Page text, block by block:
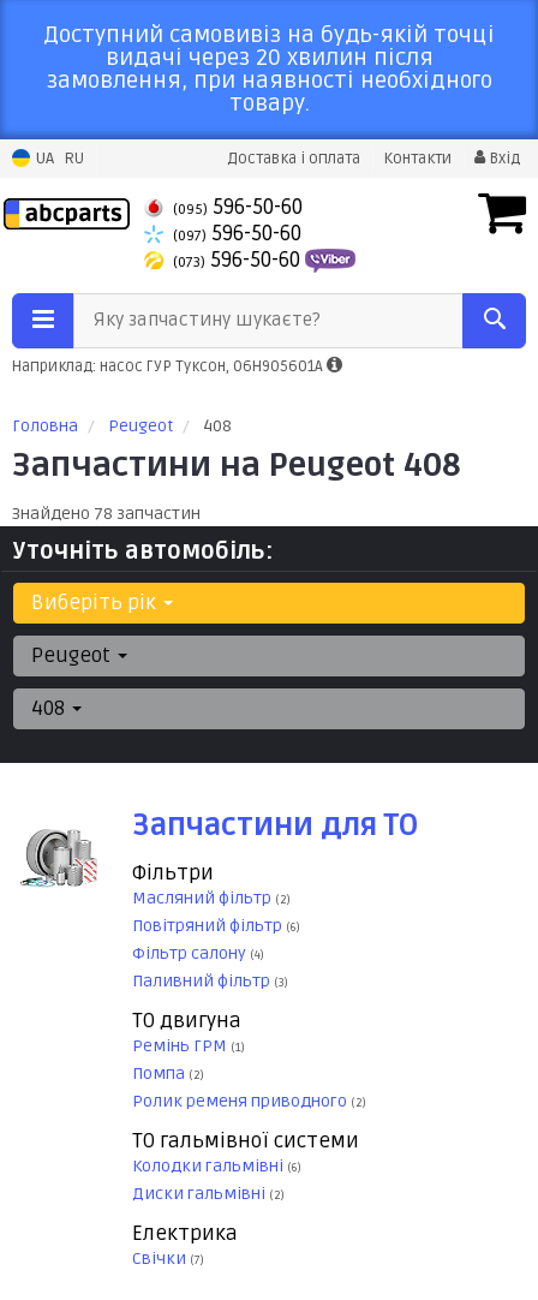
Доступний самовивіз на будь-якій точці
видачі через 20 хвилин після
замовлення, при наявності необхідного
товару.
UA RU Доставка і оплата Контакти Вхід
(095) 596-50-60
(097) 596-50-60
(073) 596-50-60
Яку запчастину шукаєте?
Наприклад: насос ГУР Туксон, 06H905601A
Головна Peugeot 408
Запчастини на Peugeot 408
Знайдено 78 запчастин
Уточніть автомобіль:
Виберіть рік
Peugeot
408
Запчастини для ТО
Фільтри
Масляний фільтр (2)
Повітряний фільтр (6)
Фільтр салону (4)
Паливний фільтр (3)
ТО двигуна
Ремінь ГРМ (1)
Помпа (2)
Ролик ременя приводного (2)
ТО гальмівної системи
Колодки гальмівні (6)
Диски гальмівні (2)
Електрика
Свічки (7)